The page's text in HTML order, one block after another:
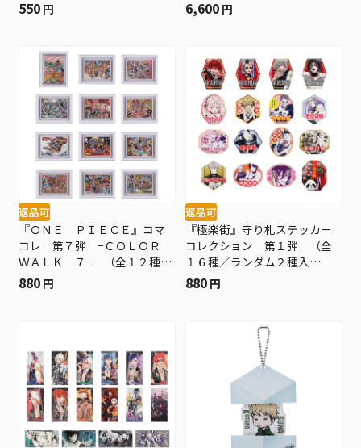
550 円
シート８枚入り／特製箱付
6,600 円
返品可
『ＯＮＥ ＰＩＥＣＥ』コマ
コレ 第７弾 −ＣＯＬＯＲ
ＷＡＬＫ ７− （全１２種／
ランダム１種入り） ＢＦ２
880 円
返品可
『極楽街』守り札ステッカー
コレクション 第１弾 （全
１６種／ランダム２種入
り） ＢＦ２
880 円